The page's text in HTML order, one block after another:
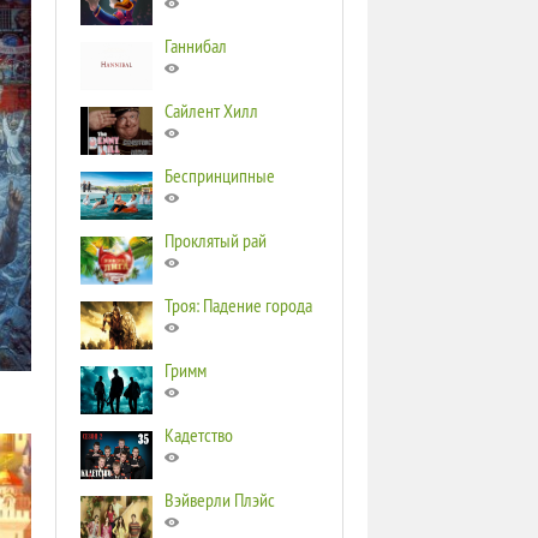
Ганнибал
Сайлент Хилл
Беспринципные
Проклятый рай
Троя: Падение города
Гримм
Кадетство
Вэйверли Плэйс